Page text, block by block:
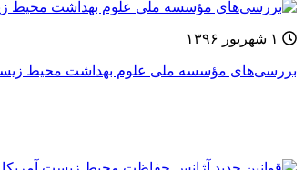
بررسی‌های مؤسسه ملی علوم بهداشت محیط زیست